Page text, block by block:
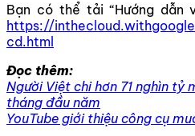
Bạn có thể tải “Hướng dẫn
https://
cd.html
Đọc thêm:
Người Việt chi hơn 71 nghìn tỷ
tháng đầu năm
YouTube giới thiệu công cụ